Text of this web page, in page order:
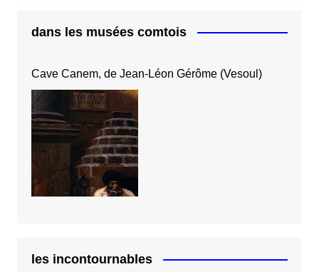
dans les musées comtois
Cave Canem, de Jean-Léon Gérôme (Vesoul)
les incontournables